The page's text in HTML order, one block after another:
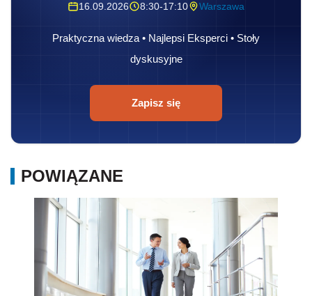
16.09.2026 8:30-17:10 Warszawa
Praktyczna wiedza • Najlepsi Eksperci • Stoły
dyskusyjne
Zapisz się
POWIĄZANE